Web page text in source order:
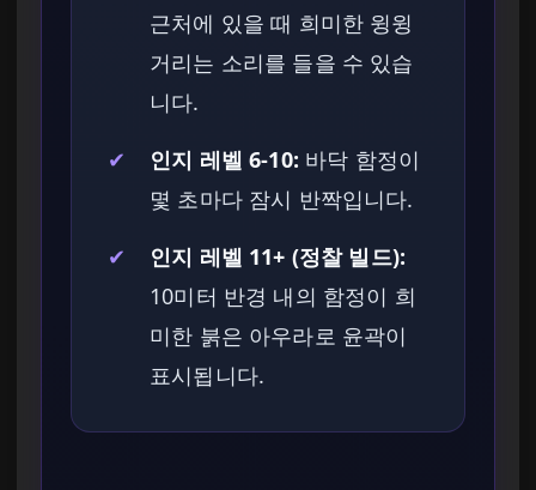
근처에 있을 때 희미한 윙윙
거리는 소리를 들을 수 있습
니다.
✔
인지 레벨 6-10: 바닥 함정이
몇 초마다 잠시 반짝입니다.
✔
인지 레벨 11+ (정찰 빌드):
10미터 반경 내의 함정이 희
미한 붉은 아우라로 윤곽이
표시됩니다.